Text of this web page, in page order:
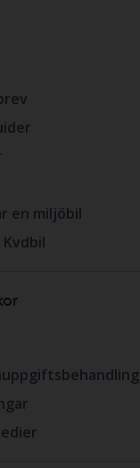
en miljöbil